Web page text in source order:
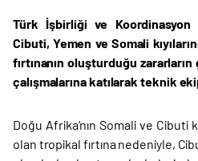
Türk İşbirliği ve Koordinasyon
Cibuti, Yemen ve Somali
fırtınanın oluşturduğu
çalışmalarına katılarak teknik
Doğu Afrika’nın Somali ve Cibuti
olan tropikal fırtına nedeniyle,